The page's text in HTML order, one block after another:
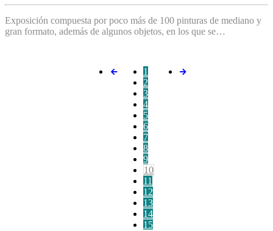
Exposición compuesta por poco más de 100 pinturas de mediano y
gran formato, además de algunos objetos, en los que se…
1
2
3
4
5
6
7
8
9
10
11
12
13
14
15